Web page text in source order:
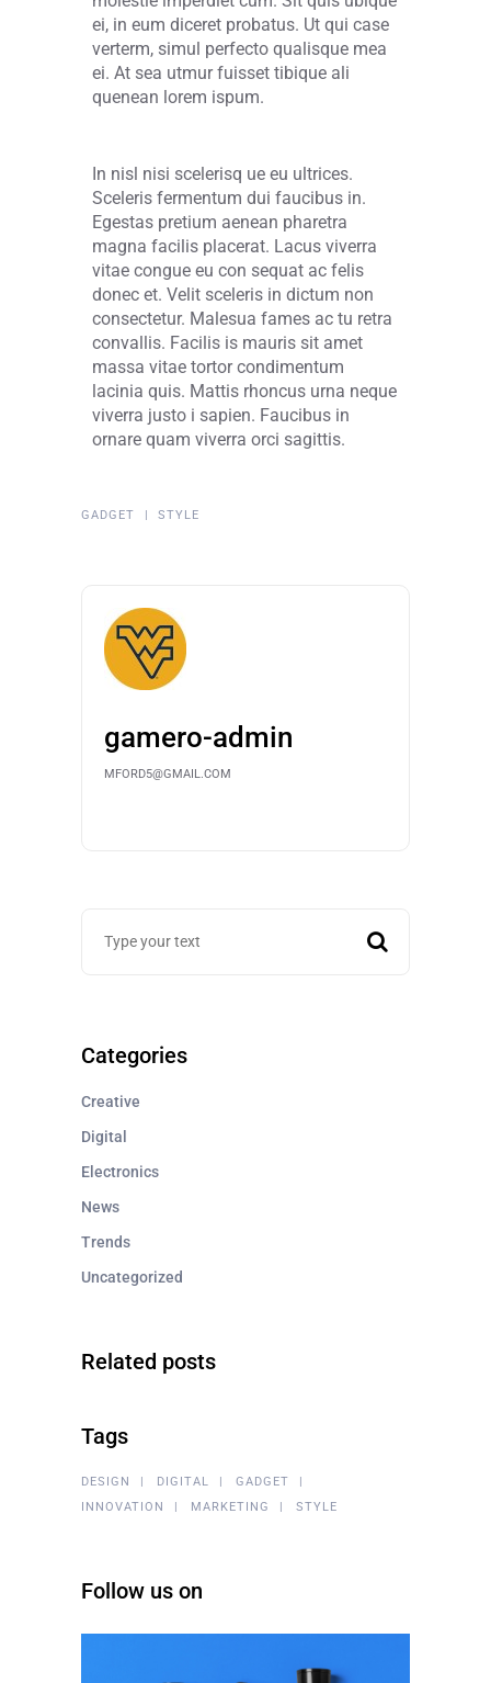
ei, in eum diceret probatus. Ut qui case
verterm, simul perfecto qualisque mea
ei. At sea utmur fuisset tibique ali
quenean lorem ispum.
In nisl nisi scelerisq ue eu ultrices.
Sceleris fermentum dui faucibus in.
Egestas pretium aenean pharetra
magna facilis placerat. Lacus viverra
vitae congue eu con sequat ac felis
donec et. Velit sceleris in dictum non
consectetur. Malesua fames ac tu retra
convallis. Facilis is mauris sit amet
massa vitae tortor condimentum
lacinia quis. Mattis rhoncus urna neque
viverra justo i sapien. Faucibus in
ornare quam viverra orci sagittis.
GADGET STYLE
gamero-admin
MFORD5@GMAIL.COM
Categories
Creative
Digital
Electronics
News
Trends
Uncategorized
Related posts
Tags
DESIGN DIGITAL
GADGET
INNOVATION
MARKETING STYLE
Follow us on